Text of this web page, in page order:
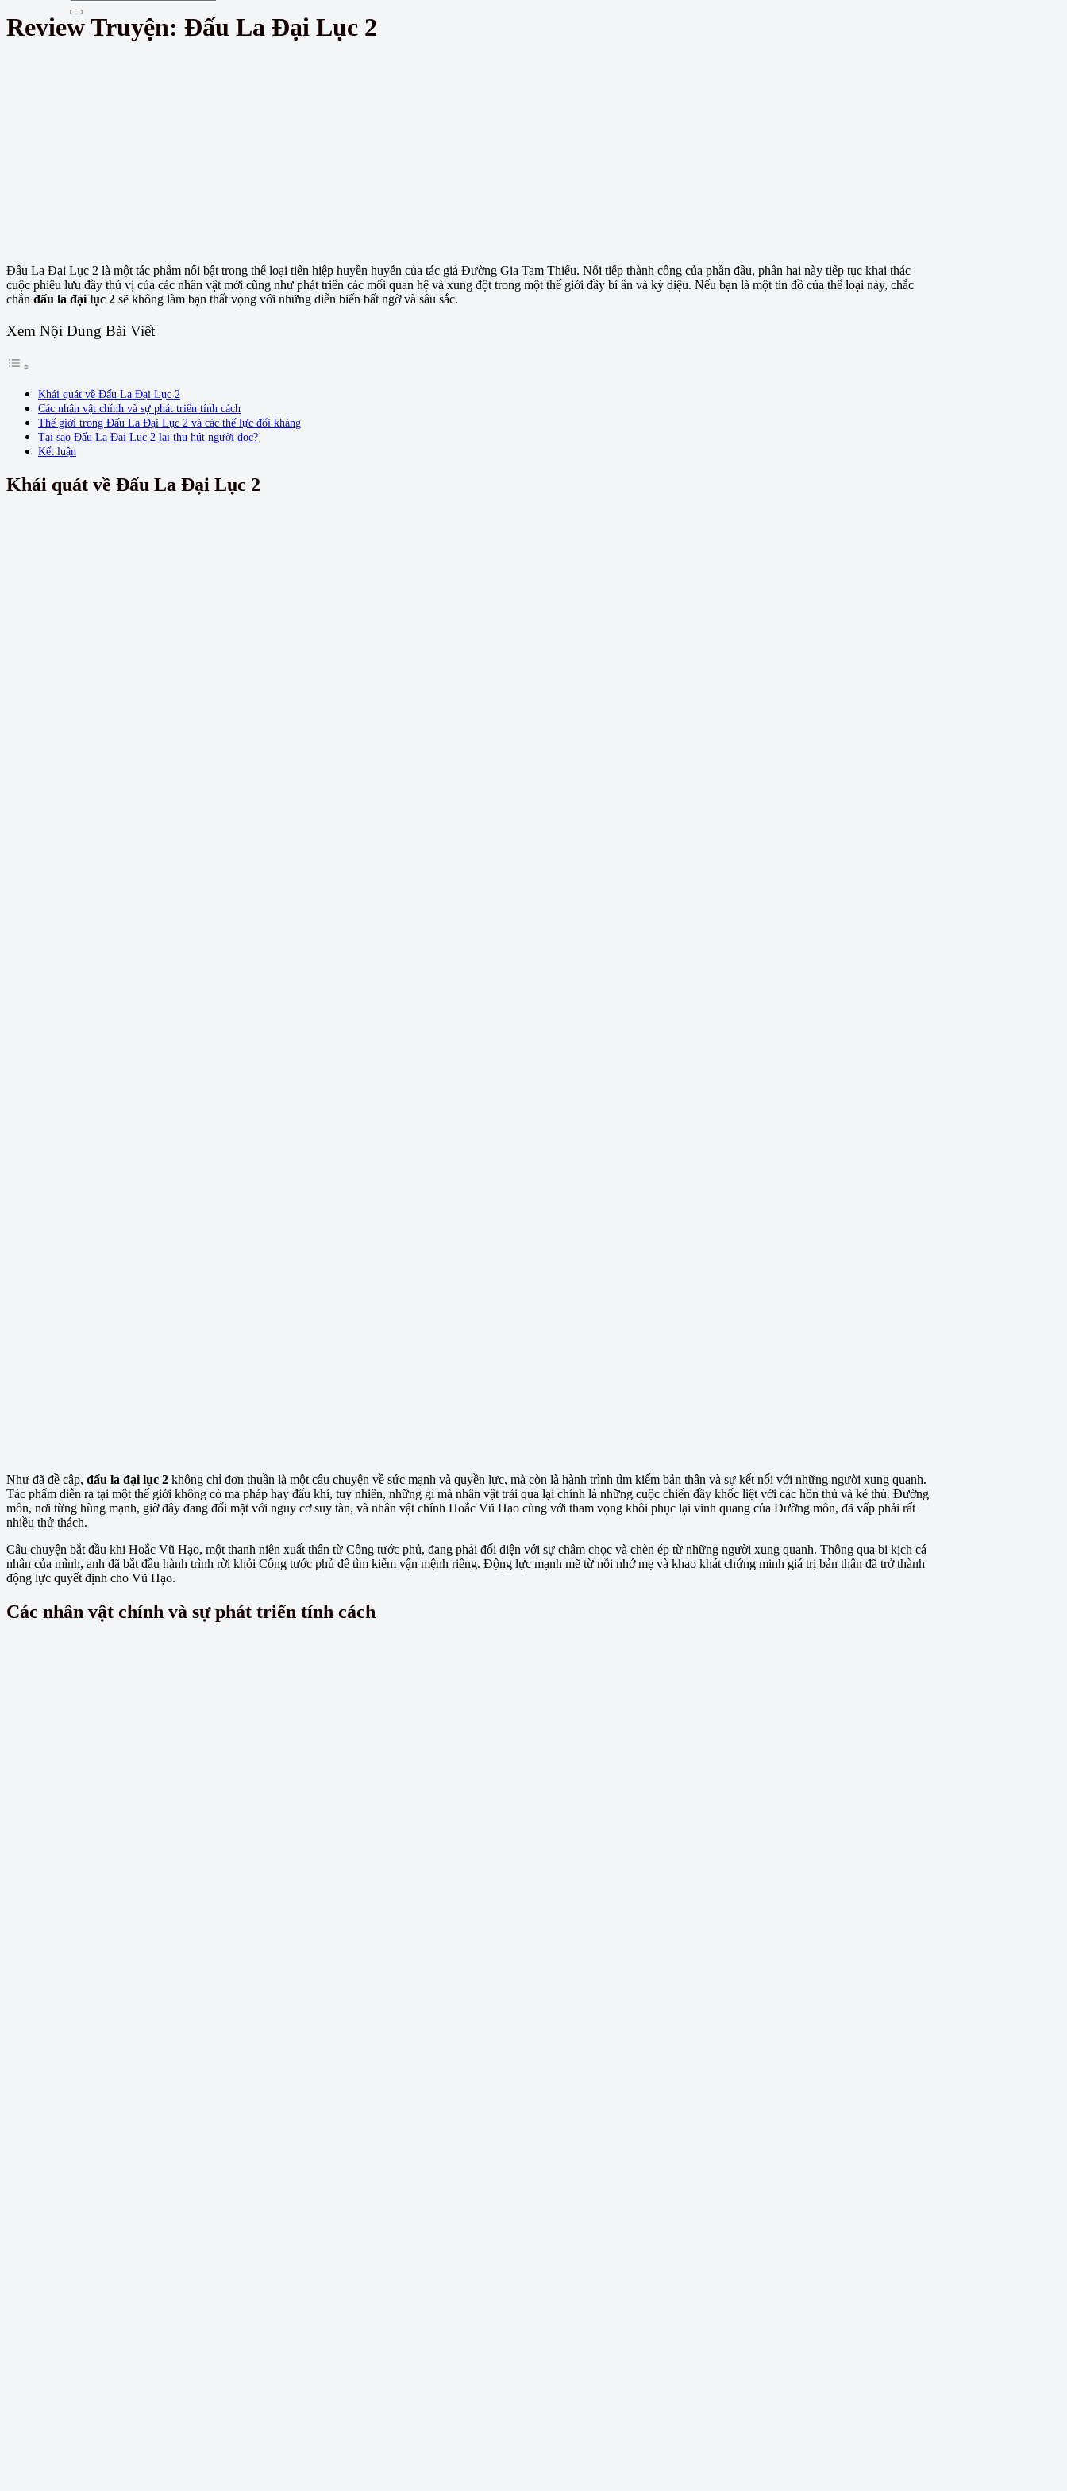
Review Truyện: Đấu La Đại Lục 2
Đấu La Đại Lục 2 là một tác phẩm nổi bật trong thể loại tiên hiệp huyền huyễn của tác giả Đường Gia Tam Thiếu. Nối tiếp thành công của phần đầu, phần hai này tiếp tục khai thác
cuộc phiêu lưu đầy thú vị của các nhân vật mới cũng như phát triển các mối quan hệ và xung đột trong một thế giới đầy bí ẩn và kỳ diệu. Nếu bạn là một tín đồ của thể loại này, chắc
chắn đấu la đại lục 2 sẽ không làm bạn thất vọng với những diễn biến bất ngờ và sâu sắc.
Xem Nội Dung Bài Viết
Khái quát về Đấu La Đại Lục 2
Các nhân vật chính và sự phát triển tính cách
Thế giới trong Đấu La Đại Lục 2 và các thế lực đối kháng
Tại sao Đấu La Đại Lục 2 lại thu hút người đọc?
Kết luận
Khái quát về Đấu La Đại Lục 2
Như đã đề cập, đấu la đại lục 2 không chỉ đơn thuần là một câu chuyện về sức mạnh và quyền lực, mà còn là hành trình tìm kiếm bản thân và sự kết nối với những người xung quanh.
Tác phẩm diễn ra tại một thế giới không có ma pháp hay đấu khí, tuy nhiên, những gì mà nhân vật trải qua lại chính là những cuộc chiến đầy khốc liệt với các hồn thú và kẻ thù. Đường
môn, nơi từng hùng mạnh, giờ đây đang đối mặt với nguy cơ suy tàn, và nhân vật chính Hoắc Vũ Hạo cùng với tham vọng khôi phục lại vinh quang của Đường môn, đã vấp phải rất
nhiều thử thách.
Câu chuyện bắt đầu khi Hoắc Vũ Hạo, một thanh niên xuất thân từ Công tước phủ, đang phải đối diện với sự châm chọc và chèn ép từ những người xung quanh. Thông qua bi kịch cá
nhân của mình, anh đã bắt đầu hành trình rời khỏi Công tước phủ để tìm kiếm vận mệnh riêng. Động lực mạnh mẽ từ nỗi nhớ mẹ và khao khát chứng minh giá trị bản thân đã trở thành
động lực quyết định cho Vũ Hạo.
Các nhân vật chính và sự phát triển tính cách